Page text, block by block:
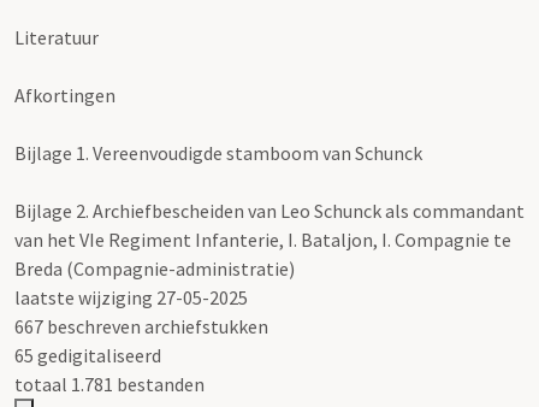
Literatuur
Afkortingen
Bijlage 1. Vereenvoudigde stamboom van Schunck
Bijlage 2. Archiefbescheiden van Leo Schunck als commandant
van het VIe Regiment Infanterie, I. Bataljon, I. Compagnie te
Breda (Compagnie-administratie)
laatste wijziging 27-05-2025
667 beschreven archiefstukken
65 gedigitaliseerd
totaal 1.781 bestanden